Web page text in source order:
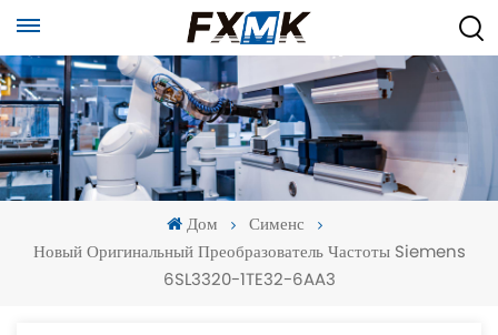
Дом
Сименс
Новый Оригинальный Преобразователь Частоты Siemens
6SL3320-1TE32-6AA3